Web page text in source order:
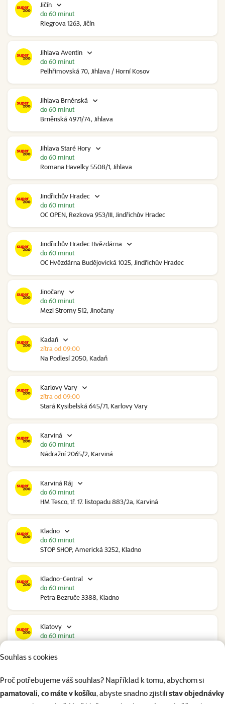
Souhlas s cookies
Proč potřebujeme váš souhlas? Například k tomu, abychom si
pamatovali, co máte v košíku, abyste snadno zjistilistav objednávky
Jičín
Riegrova 1263, Jičín
do 60 minut
Jihlava Aventin
Pelhřimovská 70, Jihlava / Horní Kosov
do 60 minut
Jihlava Brněnská
Brněnská 4971/74, Jihlava
do 60 minut
Jihlava Staré Hory
Romana Havelky 5508/1, Jihlava
do 60 minut
Jindřichův Hradec
OC OPEN, Rezkova 953/III, Jindřichův Hradec
do 60 minut
Jindřichův Hradec Hvězdárna
OC Hvězdárna Budějovická 1025, Jindřichův Hradec
do 60 minut
Jinočany
Mezi Stromy 512, Jinočany
do 60 minut
Kadaň
Na Podlesí 2050, Kadaň
zítra od 09:00
Karlovy Vary
Stará Kysibelská 645/71, Karlovy Vary
zítra od 09:00
Karviná
Nádražní 2065/2, Karviná
do 60 minut
Karviná Ráj
HM Tesco, tř. 17. listopadu 883/2a, Karviná
do 60 minut
Kladno
STOP SHOP, Americká 3252, Kladno
do 60 minut
Kladno-Central
Petra Bezruče 3388, Kladno
do 60 minut
Klatovy
do 60 minut
Polepská 979, Kolín
zítra od 09:00